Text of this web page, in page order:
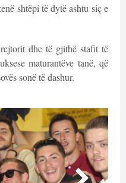
shtëpi të dytë ashtu siç e
dhe të gjithë stafit të
maturantëve tanë, që
sonë të dashur.